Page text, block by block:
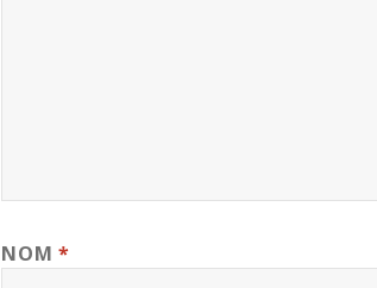
NOM *